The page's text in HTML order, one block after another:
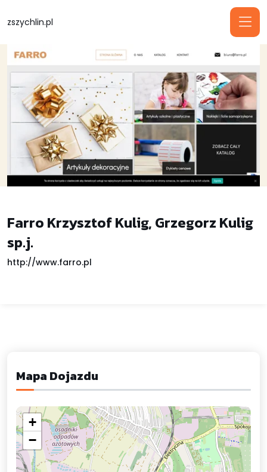
zszychlin.pl
Farro Krzysztof Kulig, Grzegorz Kulig
sp.j.
http://www.farro.pl
Mapa Dojazdu
+
−